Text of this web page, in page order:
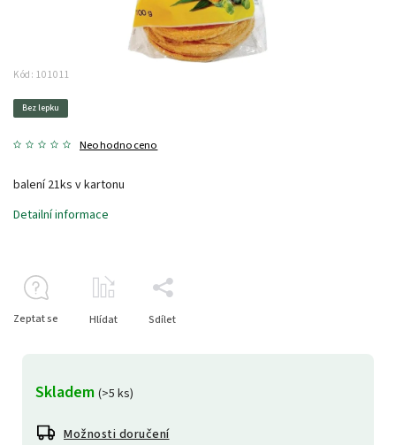
Kód: 101011
Bez lepku
Neohodnoceno
Skladem (>5 ks)
Možnosti doručení
balení 21ks v kartonu
Detailní informace
Zeptat se Hlídat Sdílet